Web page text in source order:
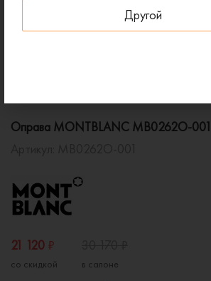
Другой
Оправа MONTBLANC MB0262O-001
21 120 ₽
со скидкой в салоне